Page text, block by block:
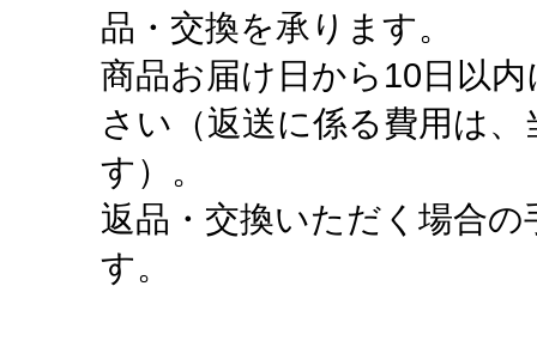
品・交換を承ります。
商品お届け日から10日以
さい（返送に係る費用は
す）。
返品・交換いただく場合
す。